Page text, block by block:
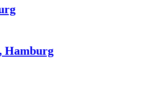
Hamburg